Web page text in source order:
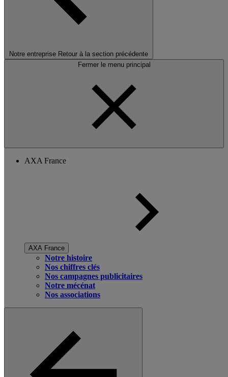
Notre entreprise Retour à la section précédente
Fermer le menu principal
AXA France
AXA France
Notre histoire
Nos chiffres clés
Nos campagnes publicitaires
Notre mécénat
Nos associations